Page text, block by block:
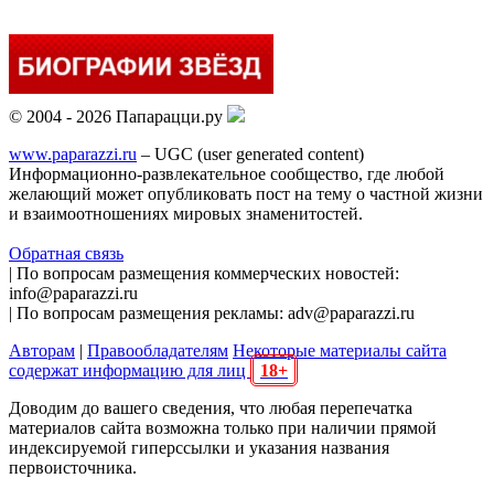
© 2004 - 2026 Папарацци.ру
www.paparazzi.ru – UGC (user generated content)
Информационно-развлекательное сообщество, где любой
желающий может опубликовать пост на тему о частной жизни
и взаимоотношениях мировых знаменитостей.
Обратная связь
| По вопросам размещения коммерческих новостей:
info@paparazzi.ru
| По вопросам размещения рекламы: adv@paparazzi.ru
Авторам | Правообладателям Некоторые материалы сайта
содержат информацию для лиц
18+
Доводим до вашего сведения, что любая перепечатка
материалов сайта возможна только при наличии прямой
индексируемой гиперссылки и указания названия
первоисточника.